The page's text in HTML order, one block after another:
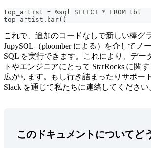
top_artist = %sql SELECT * FROM tbl
top_artist . bar( )
これで、追加のコードなしで新しい棒グ
JupySQL（ploomber による）を介してノ
SQL を実行できます。これにより、デー
トやエンジニアにとって StarRocks に関
広がります。もし行き詰まったりサポー
Slack を通じて私たちに連絡してください
このドキュメントについてど